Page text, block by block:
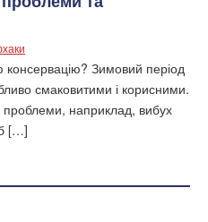
Зимовий період
смаковитими і корисними.
проблеми, наприклад, вибух
[…]